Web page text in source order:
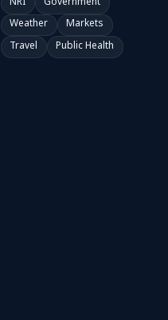
NRI
Government
Weather
Markets
Travel
Public Health